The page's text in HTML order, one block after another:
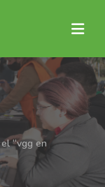
“vgg en